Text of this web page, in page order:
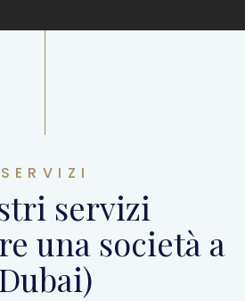
SERVIZI
servizi
una società a
Dubai)